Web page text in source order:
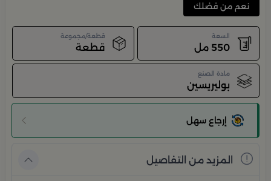
نعم من فضلك
السعة
550 مل
قطعة/مجموعة
قطعة
مادة الصنع
بوليريسين
إرجاع سهل
المزيد من التفاصيل